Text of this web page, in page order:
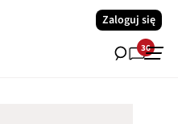
Zaloguj się
36